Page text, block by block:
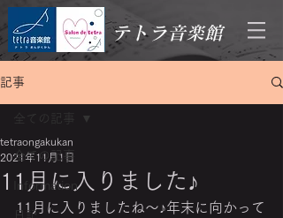
テトラ音楽館
記事
全ての記事
Information
日記
全ての記事
11月に入りました♪
tetraongakukan
2021年11月1日
11月に入りましたね～♪年末に向かって